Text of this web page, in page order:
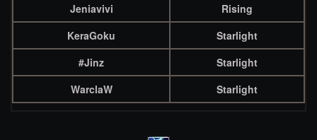
Jeniavivi
Rising
KeraGoku
Starlight
#Jinz
Starlight
WarclaW
Starlight